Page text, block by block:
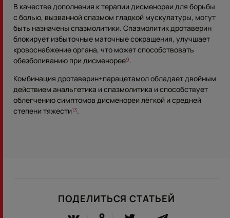
В качестве дополнения к терапии дисменореи для борьбы
с болью, вызванной спазмом гладкой мускулатуры, могут
быть назначены спазмолитики. Спазмолитик дротаверин
блокирует избыточные маточные сокращения, улучшает
кровоснабжение органа, что может способствовать
обезболиванию при дисменорее9.
Комбинация дротаверин+парацетамол обладает двойным
действием анальгетика и спазмолитика и способствует
облегчению симптомов дисменореи лёгкой и средней
степени тяжести13.
ПОДЕЛИТЬСЯ СТАТЬЕЙ